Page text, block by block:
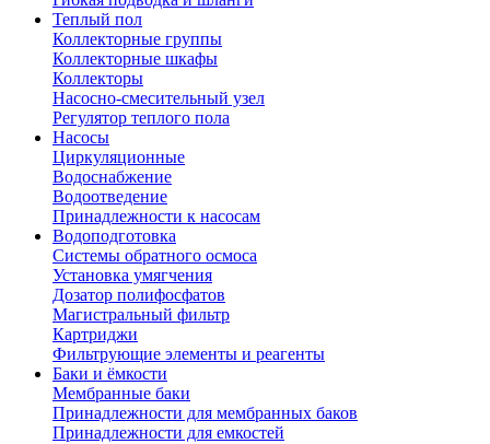
Теплый пол
Коллекторные группы
Коллекторные шкафы
Коллекторы
Насосно-смесительный узел
Регулятор теплого пола
Насосы
Циркуляционные
Водоснабжение
Водоотведение
Принадлежности к насосам
Водоподготовка
Системы обратного осмоса
Установка умягчения
Дозатор полифосфатов
Магистральный фильтр
Картриджи
Фильтрующие элементы и реагенты
Баки и ёмкости
Мембранные баки
Принадлежности для мембранных баков
Принадлежности для емкостей